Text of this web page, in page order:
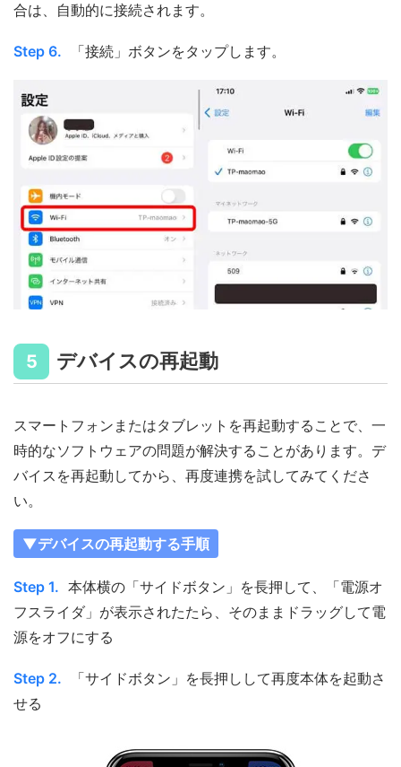
合は、自動的に接続されます。
Step 6. 「接続」ボタンをタップします。
5 デバイスの再起動
スマートフォンまたはタブレットを再起動することで、一
時的なソフトウェアの問題が解決することがあります。デ
バイスを再起動してから、再度連携を試してみてくださ
い。
▼デバイスの再起動する手順
Step 1. 本体横の「サイドボタン」を長押して、「電源オ
フスライダ」が表示されたたら、そのままドラッグして電
源をオフにする
Step 2.
「サイドボタン」を長押しして再度本体を起動さ
せる